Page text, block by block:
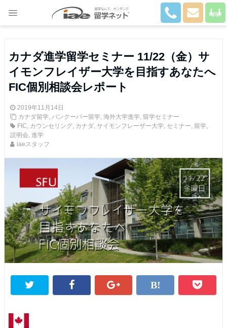
カナダ進学留学セミナー 11/22（金）サ
イモンフレイザー大学を目指すあなたへ
FIC個別相談会レポート
2019年11月14日
カナダ留学, バンクーバー留学, 海外大学進学, 留学セミナー
FIC, カウンセリング, カナダ, サイモンフレーザー大学, セミナー, 留学,
説明会, 進学
iaeスタッフ